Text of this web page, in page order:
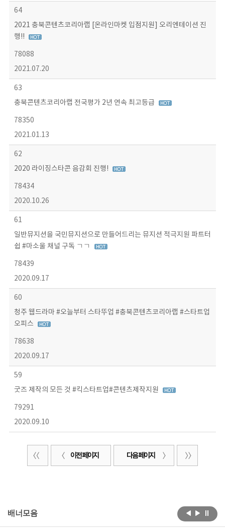
64
2021 충북콘텐츠코리아랩 [온라인마켓 입점지원] 오리엔테이션 진
행!!
78088
2021.07.20
63
충북콘텐츠코리아랩 전국평가 2년 연속 최고등급
78350
2021.01.13
62
2020 라이징스타콘 음감회 진행!
78434
2020.10.26
61
일반뮤지션을 국민뮤지션으로 만들어드리는 뮤지션 적극지원 파트터
쉽 #마소울 채널 구독 ㄱㄱ
78439
2020.09.17
60
청주 웹드라마 #오늘부터 스타뚜업 #충북콘텐츠코리아랩 #스타트업
오피스
78638
2020.09.17
59
굿즈 제작의 모든 것 #킥스타트업#콘텐츠제작지원
79291
2020.09.10
이전 페이지 다음 페이지
배너모음